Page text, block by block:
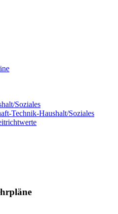
Soziales
Technik-Haushalt/Soziales